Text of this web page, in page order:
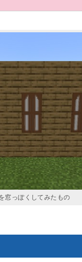
窓っぽくしてみたもの